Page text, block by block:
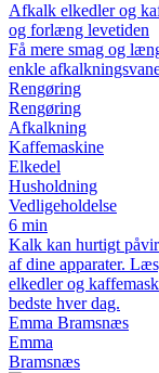
Afkalk elkedler og
og forlæng levetiden
Få mere smag og
enkle
Rengøring
Rengøring
Afkalkning
Kaffemaskine
Elkedel
Husholdning
Vedligeholdelse
6 min
Kalk kan hurtigt
af dine apparater.
elkedler og
bedste hver dag.
Emma Bramsnæs
Emma
Bramsnæs